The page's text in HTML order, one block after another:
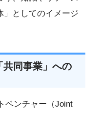
」としてのイメージ
共同事業」への
ベンチャー（Joint